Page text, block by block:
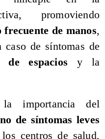
promoviendo
frecuente de manos,
de síntomas de
espacios y la
importancia del
de síntomas leves
centros de salud,